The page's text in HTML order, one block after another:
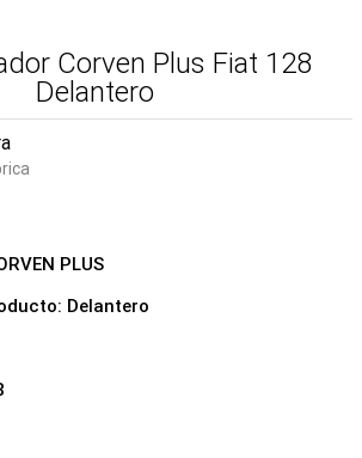
Corven Plus Fiat 128
Delantero
PLUS
Delantero